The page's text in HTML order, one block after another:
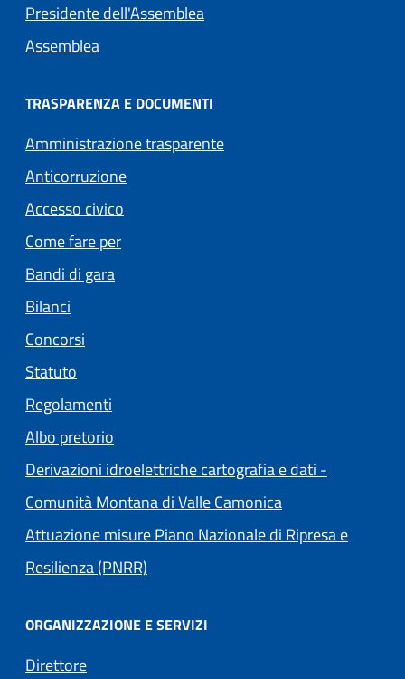
Presidente dell'Assemblea
Assemblea
TRASPARENZA E DOCUMENTI
Amministrazione trasparente
Anticorruzione
Accesso civico
Come fare per
Bandi di gara
Bilanci
Concorsi
Statuto
Regolamenti
Albo pretorio
Derivazioni idroelettriche cartografia e dati -
Comunità Montana di Valle Camonica
Attuazione misure Piano Nazionale di Ripresa e
Resilienza (PNRR)
ORGANIZZAZIONE E SERVIZI
Direttore